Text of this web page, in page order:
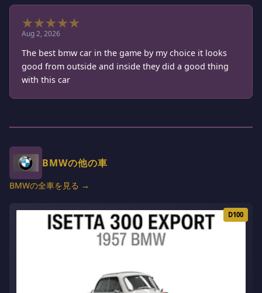
★★★★★
Aug 2, 2026
The best bmw car in the game by my choice it looks
good from outside and inside they did a good thing
with this car
BMWの他の車
BMWの全車を見る →
D100